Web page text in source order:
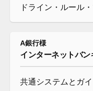
ドライン・ルール
A銀行様
インターネットバ
共通システムとガ